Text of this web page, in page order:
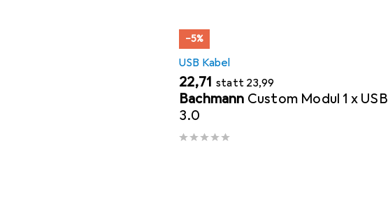
−5%
USB Kabel
EUR
22,71 statt EUR
23,99
Bachmann Custom Modul 1 x USB
3.0